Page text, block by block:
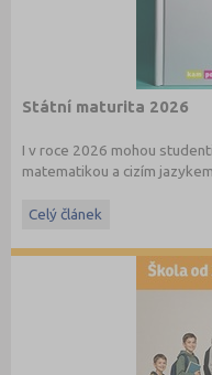
Státní maturita 2026
I v roce 2026 mohou
matematikou a cizím
informacemi.
Celý článek